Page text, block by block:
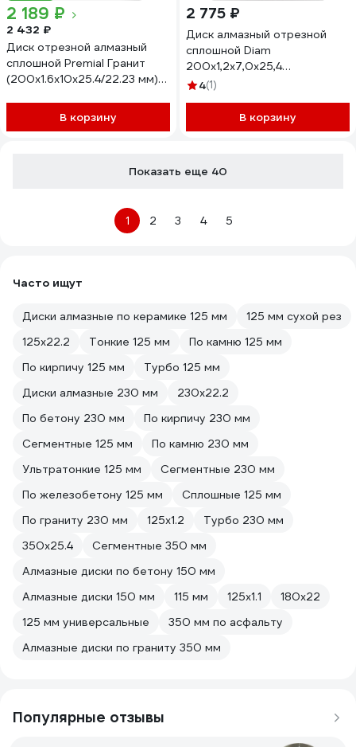
2 189 ₽
2 432 ₽
Диск отрезной алмазный
сплошной Premial Гранит
(200х1.6х10х25.4/22.23 мм)
В корзину
2 775 ₽
Диск алмазный отрезной
сплошной Diam
200x1,2x7,0x25,4
Керамогранит Графит-"ST"
(Керамогранит, Твердая
керамика) 000727
4(1)
В корзину
Показать еще 40
1 2 3 4 5
Часто ищут
Диски алмазные по керамике 125 мм
125 мм сухой рез
125х22.2
Тонкие 125 мм
По камню 125 мм
По кирпичу 125 мм
Турбо 125 мм
Диски алмазные 230 мм
230х22.2
По бетону 230 мм
По кирпичу 230 мм
Сегментные 125 мм
По камню 230 мм
Ультратонкие 125 мм
Сегментные 230 мм
По железобетону 125 мм
Сплошные 125 мм
По граниту 230 мм
125х1.2
Турбо 230 мм
350х25.4
Сегментные 350 мм
Алмазные диски по бетону 150 мм
Алмазные диски 150 мм
115 мм 125х1.1
180х22
125 мм универсальные
350 мм по асфальту
Алмазные диски по граниту 350 мм
Популярные отзывы